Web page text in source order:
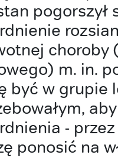
pogorszył
choroby
m. in.
być w grupie
-
ponosić na